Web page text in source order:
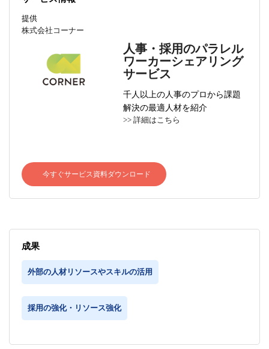
提供
株式会社コーナー
人事・採用のパラレル
ワーカーシェアリング
サービス
千人以上の人事のプロから課題
解決の最適人材を紹介
>> 詳細はこちら
今すぐサービス資料ダウンロード
成果
外部の人材リソースやスキルの活用
採用の強化・リソース強化